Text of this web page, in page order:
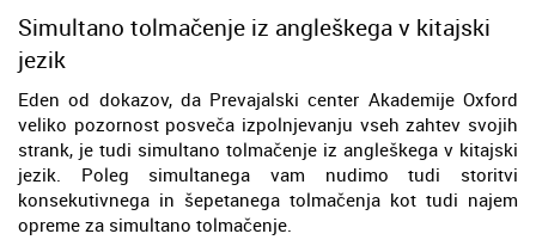
Simultano tolmačenje iz angleškega v kitajski
jezik
Eden od dokazov, da Prevajalski center Akademije Oxford
veliko pozornost posveča izpolnjevanju vseh zahtev svojih
strank, je tudi simultano tolmačenje iz angleškega v kitajski
jezik. Poleg simultanega vam nudimo tudi storitvi
konsekutivnega in šepetanega tolmačenja kot tudi najem
opreme za simultano tolmačenje.